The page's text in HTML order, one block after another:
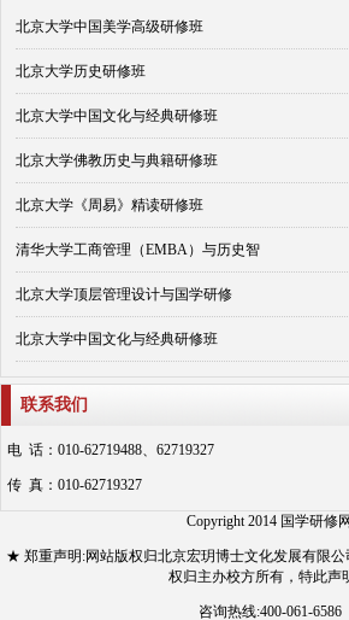
北京大学中国美学高级研修班
北京大学历史研修班
北京大学中国文化与经典研修班
北京大学佛教历史与典籍研修班
北京大学《周易》精读研修班
清华大学工商管理（EMBA）与历史智
北京大学顶层管理设计与国学研修
北京大学中国文化与经典研修班
联系我们
电 话：010-62719488、62719327
传 真：010-62719327
Copyright 2014 国学研修网
★ 郑重声明:网站版权归北京宏玥博士文化发展有限
权归主办校方所有，特此声
咨询热线:400-061-6586